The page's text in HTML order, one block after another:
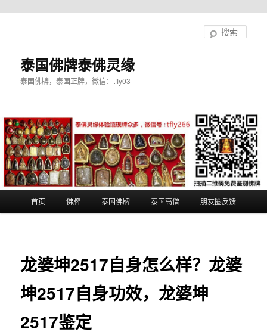
泰国佛牌泰佛灵缘
泰国佛牌，泰国正牌，微信：tfly03
首页 佛牌 泰国佛牌 泰国高僧 朋友圈反馈
龙婆坤2517自身怎么样？龙婆
坤2517自身功效，龙婆坤
2517鉴定